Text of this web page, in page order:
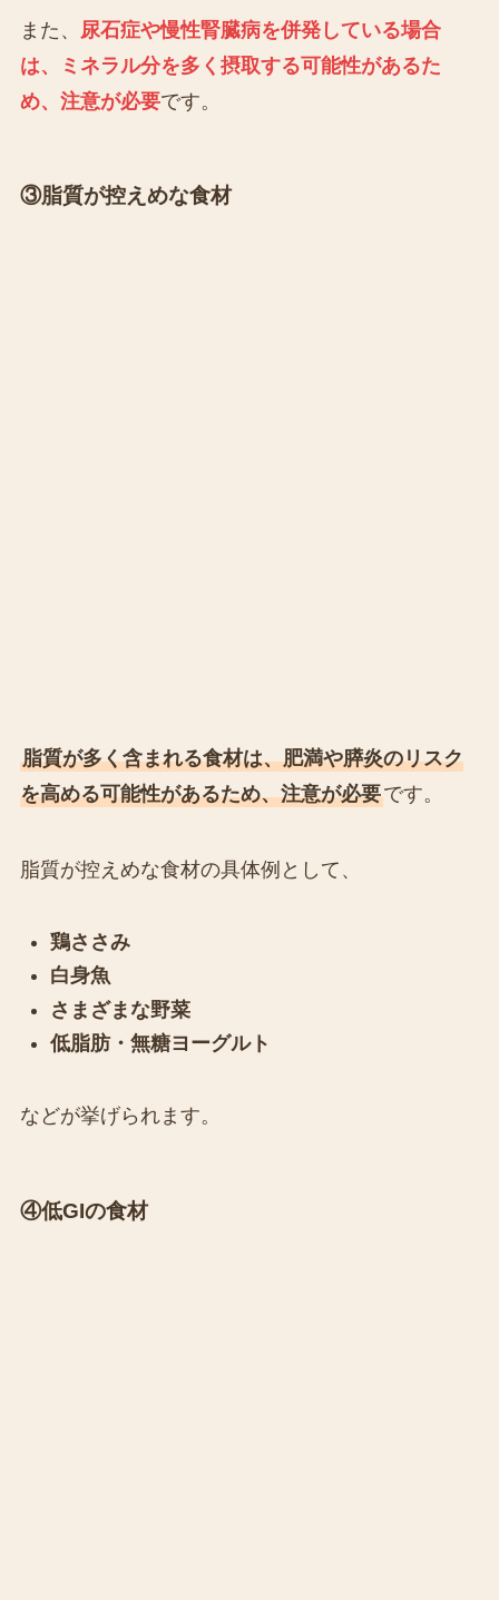
また、
尿石症や慢性腎臓病を併発している場合
は、ミネラル分を多く摂取する可能性があるた
め、注意が必要です。
③脂質が控えめな食材
脂質が多く含まれる食材は、肥満や膵炎のリスク
を高める可能性があるため、注意が必要です。
脂質が控えめな食材の具体例として、
鶏ささみ
白身魚
さまざまな野菜
低脂肪・無糖ヨーグルト
などが挙げられます。
④低GIの食材